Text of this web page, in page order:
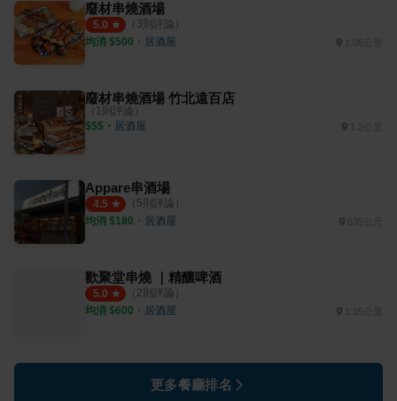
廢材串燒酒場
5.0 （ 3則評論）
均消 $500 ・ 居酒屋
廢材串燒酒場 竹北遠百店
（ 1則評論）
$$$ ・ 居酒屋
Appare串酒場
4.5 （ 5則評論）
均消 $180 ・ 居酒屋 635公尺
歡聚堂串燒 ｜精釀啤酒
5.0 （ 2則評論）
均消 $600 ・ 居酒屋 1.95公里
更多餐廳排名